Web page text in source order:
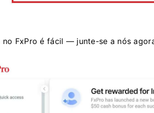
no FxPro é fácil — junte-se a nós